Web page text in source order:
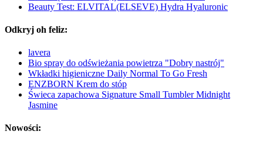
Beauty Test: ELVITAL(ELSEVE) Hydra Hyaluronic
Odkryj oh feliz:
lavera
Bio spray do odświeżania powietrza "Dobry nastrój"
Wkładki higieniczne Daily Normal To Go Fresh
ENZBORN Krem do stóp
Świeca zapachowa Signature Small Tumbler Midnight
Jasmine
Nowości: